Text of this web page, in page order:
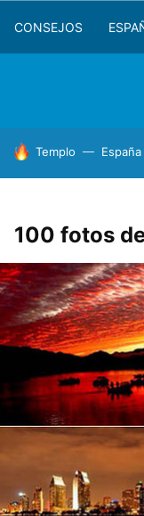
CONSEJOS
HOY SE HABLA DE
Templo España
100 fotos